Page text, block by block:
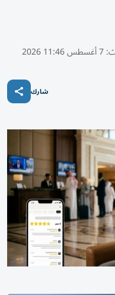
7 أغسطس 11:46 2026
شارك